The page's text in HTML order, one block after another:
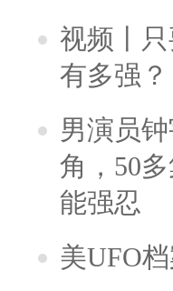
视频丨
有多强？
男演员
角，50
能强忍
美UFO